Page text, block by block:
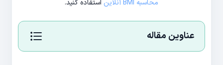
محاسبه BMI آنلاین
استفاده کنید.
عناوین مقاله